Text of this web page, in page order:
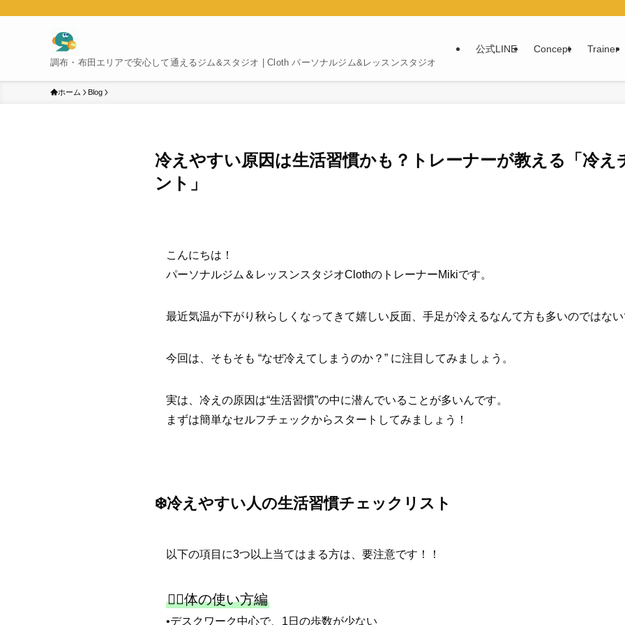
調布・布田エリアで安心して通えるジム&スタジオ | Cloth パーソナルジム&レッスンスタジオ
公式LINE Concept Trainer
ホーム Blog
冷えやすい原因は生活習慣かも？トレーナーが教える「冷え
ント」
こんにちは！
パーソナルジム＆レッスンスタジオClothのトレーナーMikiです。
最近気温が下がり秋らしくなってきて嬉しい反面、手足が冷えるなんて方も多いのではない
今回は、そもそも “なぜ冷えてしまうのか？” に注目してみましょう。
実は、冷えの原因は“生活習慣”の中に潜んでいることが多いんです。
まずは簡単なセルフチェックからスタートしてみましょう！
❄️冷えやすい人の生活習慣チェックリスト
以下の項目に3つ以上当てはまる方は、要注意です！！
🧍‍♀️体の使い方編
•デスクワーク中心で、1日の歩数が少ない